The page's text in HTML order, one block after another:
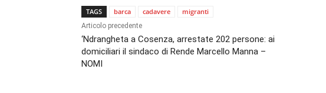
TAGS barca cadavere migranti
Articolo precedente
‘Ndrangheta a Cosenza, arrestate 202 persone: ai
domiciliari il sindaco di Rende Marcello Manna –
NOMI